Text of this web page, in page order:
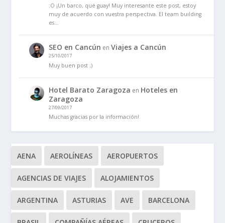
:O ¡Un barco, qué guay! Muy interesante este post, estoy
muy de acuerdo con vuestra perspectiva. El team building
es…
SEO en Cancún enViajes a Cancún
25/10/2017
Muy buen post ;)
Hotel Barato Zaragoza en Hoteles en
Zaragoza
27/09/2017
Muchas gracias por la información!
AENA AEROLÍNEAS AEROPUERTOS
AGENCIAS DE VIAJES ALOJAMIENTOS
ARGENTINA ASTURIAS AVE BARCELONA